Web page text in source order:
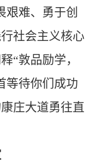
艰难、勇于创
社会主义核心
“敦品励学，
等待你们成功
庄大道勇往直